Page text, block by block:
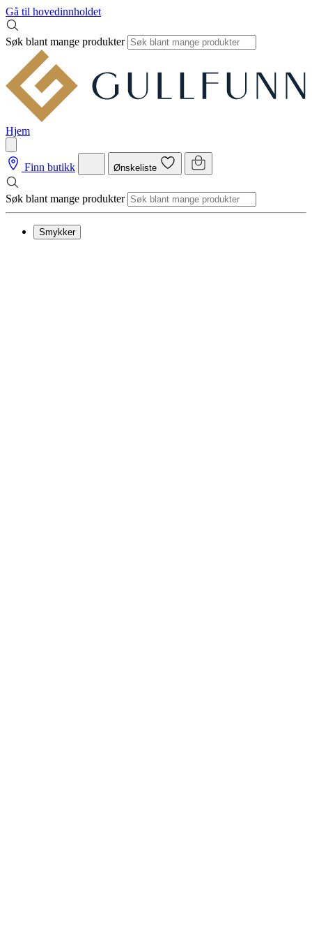
Gå til hovedinnholdet
Søk blant mange produkter
Hjem
Finn butikk Ønskeliste
Søk blant mange produkter
Smykker